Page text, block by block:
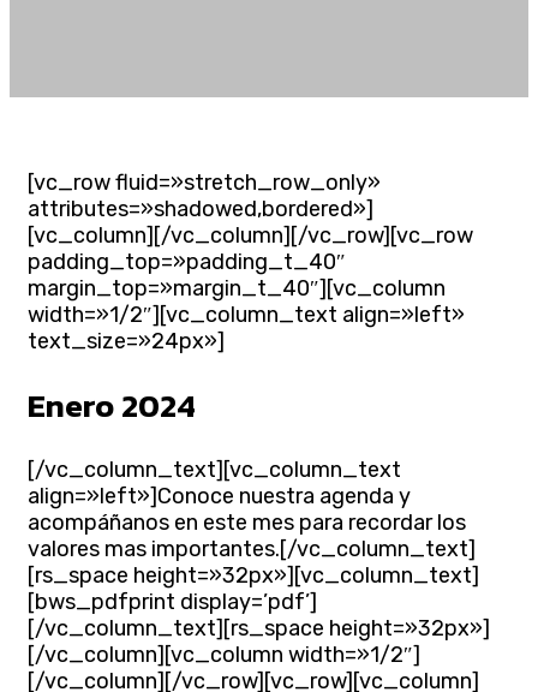
[vc_row fluid=»stretch_row_only»
attributes=»shadowed,bordered»]
[vc_column][/vc_column][/vc_row][vc_row
padding_top=»padding_t_40″
margin_top=»margin_t_40″][vc_column
width=»1/2″][vc_column_text align=»left»
text_size=»24px»]
Enero 2024
[/vc_column_text][vc_column_text
align=»left»]Conoce nuestra agenda y
acompáñanos en este mes para recordar los
valores mas importantes.[/vc_column_text]
[rs_space height=»32px»][vc_column_text]
[bws_pdfprint display=’pdf’]
[/vc_column_text][rs_space height=»32px»]
[/vc_column][vc_column width=»1/2″]
[/vc_column][/vc_row][vc_row][vc_column]